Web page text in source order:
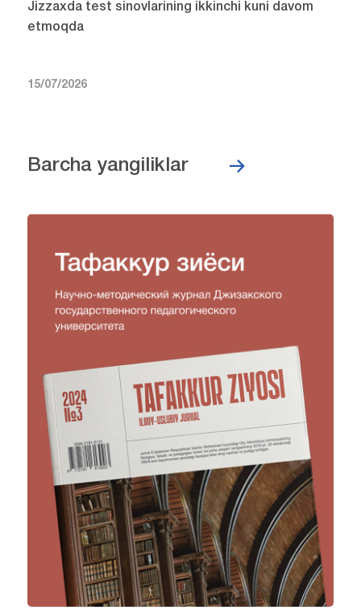
Jizzaxda test sinovlarining ikkinchi kuni davom
etmoqda
15/07/2026
Barcha yangiliklar